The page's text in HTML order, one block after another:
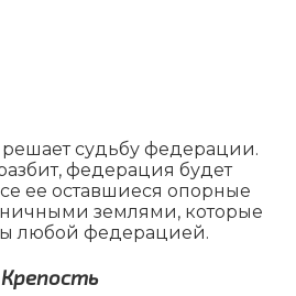
решает судьбу федерации.
федерация будет
ее оставшиеся опорные
землями, которые
любой федерацией.
Крепость